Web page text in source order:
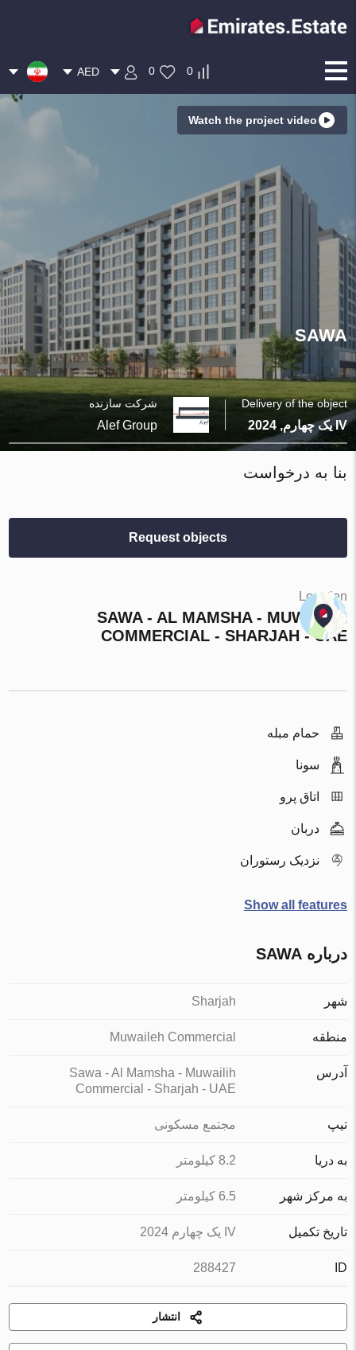
0
0
AED
Watch the project video
SAWA
Delivery of the object
IV یک چهارم, 2024
شرکت سازنده
Alef Group
بنا به درخواست
Request objects
Location
SAWA - AL MAMSHA - MUWAILIH
COMMERCIAL - SHARJAH - UAE
حمام مبله
سونا
اتاق پرو
دربان
نزدیک رستوران
Show all features
درباره SAWA
شهر Sharjah
منطقه Muwaileh Commercial
آدرس
Sawa - Al Mamsha - Muwailih
Commercial - Sharjah - UAE
تیپ مجتمع مسکونی
به دریا 8.2 کیلومتر
به مرکز شهر 6.5 کیلومتر
تاریخ تکمیل IV یک چهارم 2024
ID
288427
انتشار